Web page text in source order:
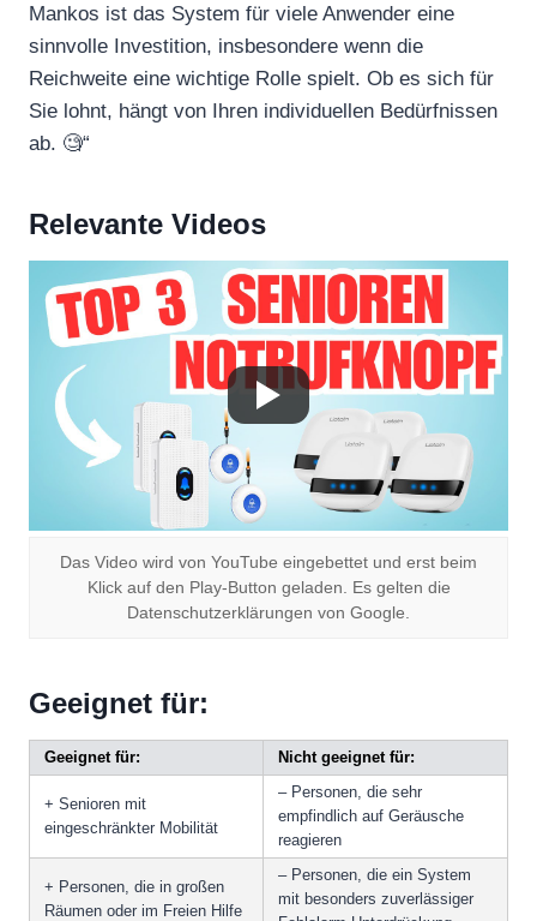
Mankos ist das System für viele Anwender eine
sinnvolle Investition, insbesondere wenn die
Reichweite eine wichtige Rolle spielt. Ob es sich für
Sie lohnt, hängt von Ihren individuellen Bedürfnissen
ab. 🧐“
Relevante Videos
Das Video wird von YouTube eingebettet und erst beim
Klick auf den Play-Button geladen. Es gelten die
Datenschutzerklärungen von Google.
Geeignet für:
Geeignet für: Nicht geeignet für:
+ Senioren mit
eingeschränkter Mobilität
– Personen, die sehr
empfindlich auf Geräusche
reagieren
+ Personen, die in großen
Räumen oder im Freien Hilfe
– Personen, die ein System
mit besonders zuverlässiger